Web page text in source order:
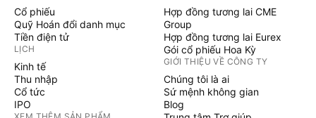
Cổ phiếu
Quỹ Hoán đổi danh mục
Tiền điện tử
LỊCH
Kinh tế
Thu nhập
Cổ tức
IPO
Hợp đồng tương lai CME
Group
Hợp đồng tương lai Eurex
Gói cổ phiếu Hoa Kỳ
GIỚI THIỆU VỀ CÔNG TY
Chúng tôi là ai
Sứ mệnh không gian
Blog